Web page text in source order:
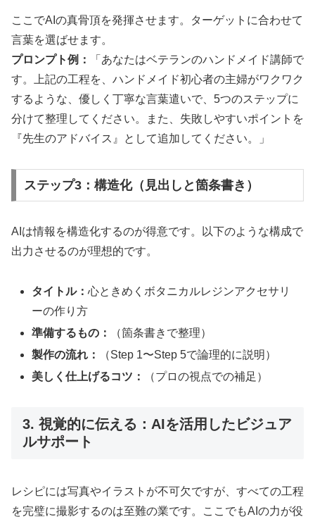
ここでAIの真骨頂を発揮させます。ターゲットに合わせて
言葉を選ばせます。
プロンプト例：
「あなたはベテランのハンドメイド講師で
す。上記の工程を、ハンドメイド初心者の主婦がワクワク
するような、優しく丁寧な言葉遣いで、5つのステップに
分けて整理してください。また、失敗しやすいポイントを
『先生のアドバイス』として追加してください。」
ステップ3：構造化（見出しと箇条書き）
AIは情報を構造化するのが得意です。以下のような構成で
出力させるのが理想的です。
タイトル：心ときめくボタニカルレジンアクセサリ
ーの作り方
準備するもの：
（箇条書きで整理）
製作の流れ：
（Step 1〜Step 5で論理的に説明）
美しく仕上げるコツ：
（プロの視点での補足）
3. 視覚的に伝える：AIを活用したビジュア
ルサポート
レシピには写真やイラストが不可欠ですが、すべての工程
を完璧に撮影するのは至難の業です。ここでもAIの力が役